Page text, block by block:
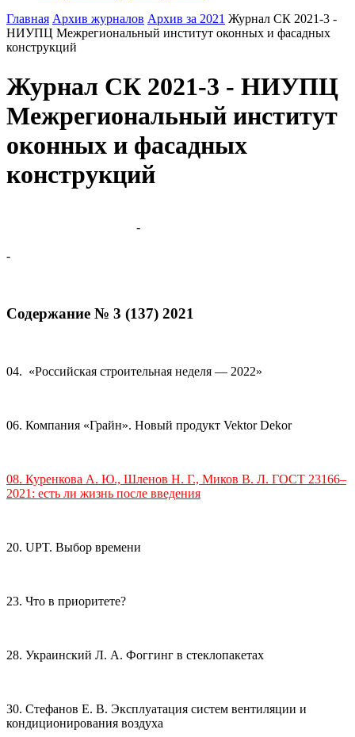
Главная Архив журналов Архив за 2021 Журнал СК 2021-3 -
НИУПЦ Межрегиональный институт оконных и фасадных
конструкций
Журнал СК 2021-3 - НИУПЦ
Межрегиональный институт
оконных и фасадных
конструкций
-
-
Содержание № 3 (137) 2021
04. «Российская строительная неделя — 2022»
06. Компания «Грайн». Новый продукт Vektor Dekor
08. Куренкова А. Ю., Шленов Н. Г., Миков В. Л. ГОСТ 23166–
2021: есть ли жизнь после введения
20. UPT. Выбор времени
23. Что в приоритете?
28. Украинский Л. А. Фоггинг в стеклопакетах
30. Стефанов Е. В. Эксплуатация систем вентиляции и
кондиционирования воздуха